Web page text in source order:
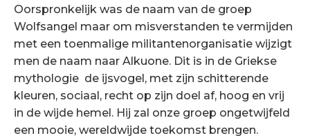
Oorspronkelijk was de naam van de groep
Wolfsangel maar om misverstanden te vermijden
met een toenmalige militantenorganisatie wijzigt
men de naam naar Alkuone. Dit is in de Griekse
mythologie de ijsvogel, met zijn schitterende
kleuren, sociaal, recht op zijn doel af, hoog en vrij
in de wijde hemel. Hij zal onze groep ongetwijfeld
een mooie, wereldwijde toekomst brengen.